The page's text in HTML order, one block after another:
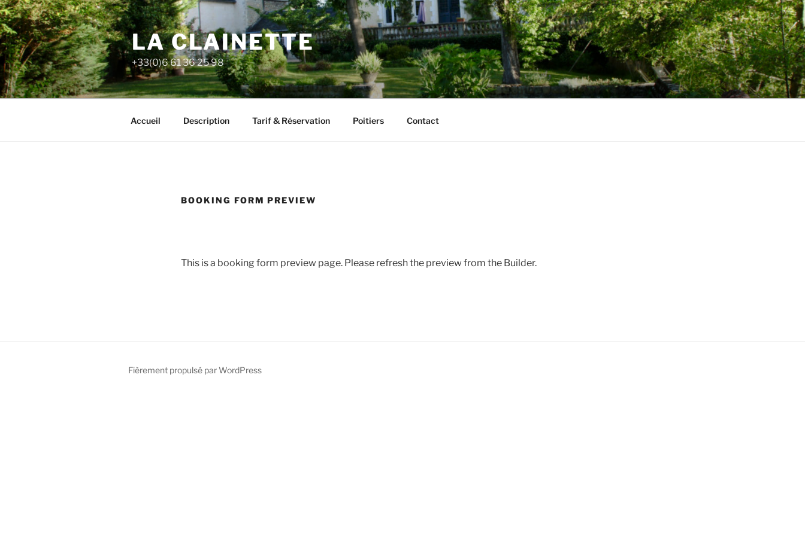
Aller
au
contenu
principal
LA CLAINETTE
+33(0)6 61 36 25 98
Accueil Description Tarif & Réservation Poitiers Contact
BOOKING FORM PREVIEW
This is a booking form preview page. Please refresh the preview from the Builder.
Fièrement propulsé par WordPress